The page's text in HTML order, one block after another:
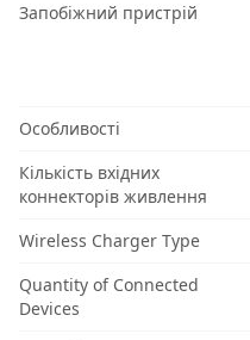
Запобіжний пристрій
Особливості
Кількість вхідних
коннекторів живлення
Wireless Charger Type
Quantity of Connected
Devices